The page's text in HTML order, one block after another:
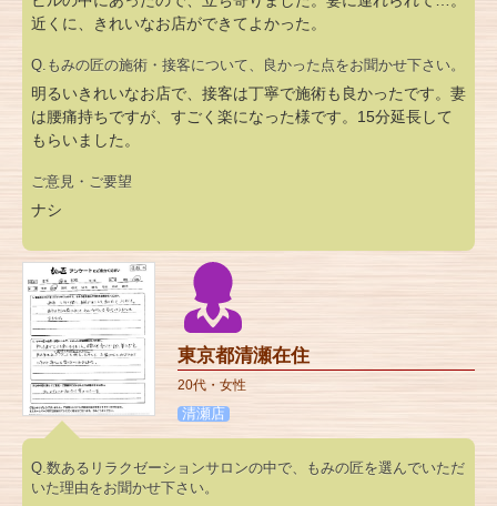
近くに、きれいなお店ができてよかった。
Q.もみの匠の施術・接客について、良かった点をお聞かせ下さい。
明るいきれいなお店で、接客は丁寧で施術も良かったです。妻
は腰痛持ちですが、すごく楽になった様です。15分延長して
もらいました。
ご意見・ご要望
ナシ
東京都清瀬在住
20代・女性
清瀬店
Q.数あるリラクゼーションサロンの中で、もみの匠を選んでいただ
いた理由をお聞かせ下さい。